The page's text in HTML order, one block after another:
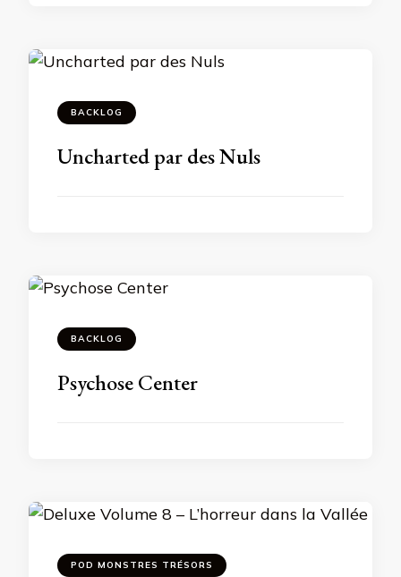
BACKLOG
Uncharted par des Nuls
BACKLOG
Psychose Center
POD MONSTRES TRÉSORS